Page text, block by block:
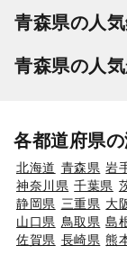
青森県の人
青森県の人
各都道府県
北海道 青森県 岩
神奈川県 千葉県
静岡県 三重県 大
山口県 鳥取県 島
佐賀県 長崎県 熊